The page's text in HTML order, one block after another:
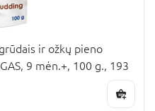
ir ožkų pieno
9 mėn.+, 100 g., 193